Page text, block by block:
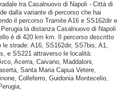
tra Casalnuovo di Napoli - Città di
dalla variante di percorso che hai
il percorso Tramite A16 e SS162dir e
la distanza Casalnuovo di Napoli
è di 420 km km. Il percorso descritto
le strade: A16, SS162dir, SS7bis, A1,
e SS221 attraverso le località:
Acerra, Caivano, Maddaloni,
Santa Maria Capua Vetere,
Colleferro, Guidonia Montecelio,